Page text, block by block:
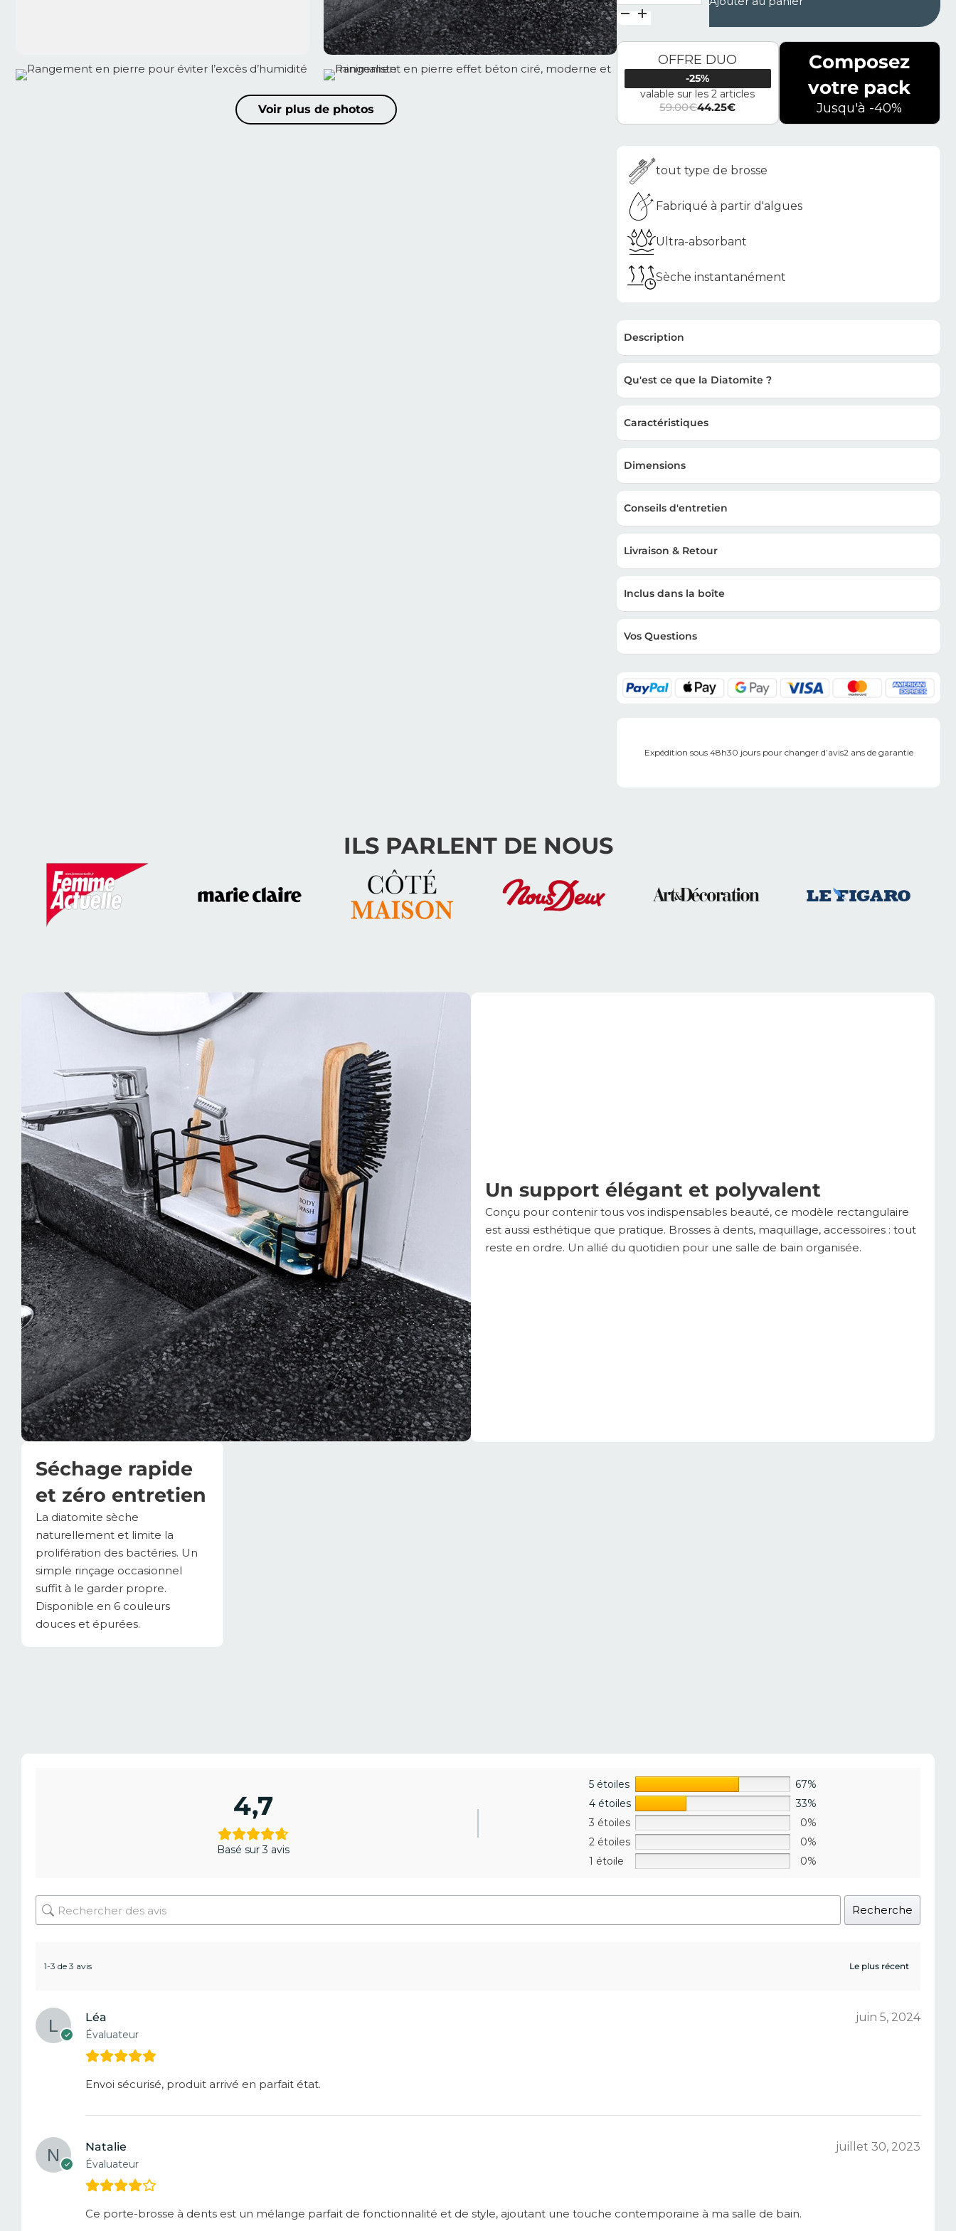
Voir plus de photos
OFFRE DUO
-25%
valable sur les 2 articles
59.00€
Le prix initial était : 59.00€.
44.25€
Le prix actuel est : 44.25€.
Composez
votre pack
Jusqu'à -40%
tout type de brosse
Fabriqué à partir d'algues
Ultra-absorbant
Sèche instantanément
Description
Qu'est ce que la Diatomite ?
Caractéristiques
Dimensions
Conseils d'entretien
Livraison & Retour
Inclus dans la boîte
Vos Questions
Expédition sous 48h30 jours pour changer d’avis2 ans de garantie
ILS PARLENT DE NOUS
Un support élégant et polyvalent
Conçu pour contenir tous vos indispensables beauté, ce modèle rectangulaire
est aussi esthétique que pratique. Brosses à dents, maquillage, accessoires : tout
reste en ordre. Un allié du quotidien pour une salle de bain organisée.
Séchage rapide
et zéro entretien
La diatomite sèche
naturellement et limite la
prolifération des bactéries. Un
simple rinçage occasionnel
suffit à le garder propre.
Disponible en 6 couleurs
douces et épurées.
4,7
Basé sur 3 avis
5 étoiles
67%
4 étoiles
33%
3 étoiles
0%
2 étoiles
0%
1 étoile
0%
Recherche
1-3 de 3 avis
Léa
Évaluateur
juin 5, 2024
Envoi sécurisé, produit arrivé en parfait état.
Natalie
Évaluateur
juillet 30, 2023
Ce porte-brosse à dents est un mélange parfait de fonctionnalité et de style, ajoutant une touche contemporaine à ma salle de bain.